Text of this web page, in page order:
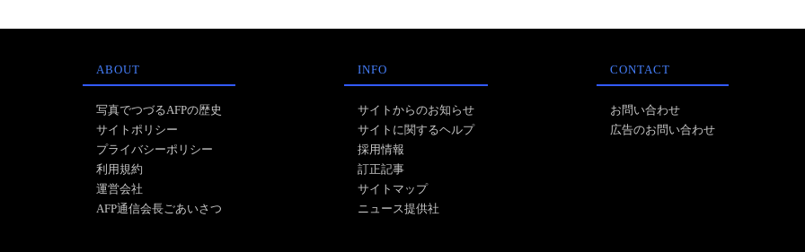
ABOUT
写真でつづるAFPの歴史
サイトポリシー
プライバシーポリシー
利用規約
運営会社
AFP通信会長ごあいさつ
INFO
サイトからのお知らせ
サイトに関するヘルプ
採用情報
訂正記事
サイトマップ
ニュース提供社
CONTACT
お問い合わせ
広告のお問い合わせ